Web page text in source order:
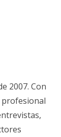
2007. Con
profesional